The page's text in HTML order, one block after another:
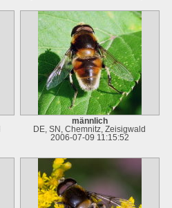
männlich
DE, SN, Chemnitz, Zeisigwald
2006-07-09 11:15:52